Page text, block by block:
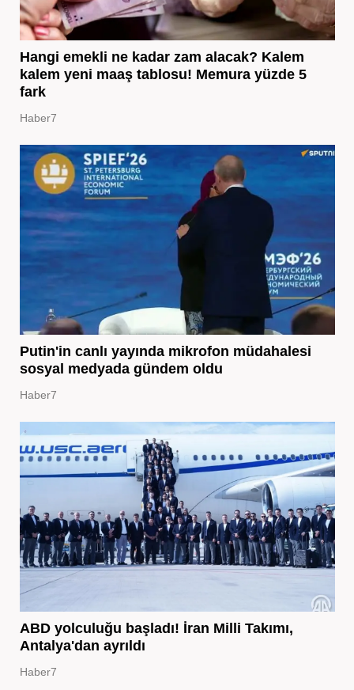
Hangi emekli ne kadar zam alacak? Kalem
kalem yeni maaş tablosu! Memura yüzde 5
fark
Haber7
Putin'in canlı yayında mikrofon müdahalesi
sosyal medyada gündem oldu
Haber7
ABD yolculuğu başladı! İran Milli Takımı,
Antalya'dan ayrıldı
Haber7